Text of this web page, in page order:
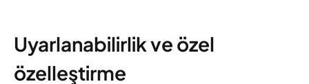
Uyarlanabilirlik ve özel
özelleştirme